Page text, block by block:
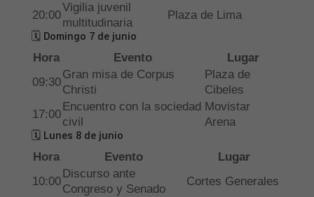
20:00
Vigilia juvenil
multitudinaria
Plaza de Lima
🗓 Domingo 7 de junio
Hora Evento
Lugar
09:30
Gran misa de Corpus
Christi
Plaza de
Cibeles
17:00
Encuentro con la sociedad
civil
Movistar
Arena
🗓 Lunes 8 de junio
Hora Evento
Lugar
10:00
Discurso ante
Congreso y Senado
Cortes Generales